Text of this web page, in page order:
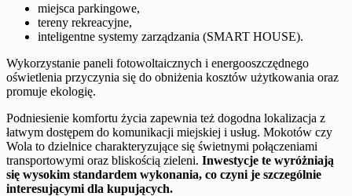
miejsca parkingowe,
tereny rekreacyjne,
inteligentne systemy zarządzania (SMART HOUSE).
Wykorzystanie paneli fotowoltaicznych i energooszczędnego
oświetlenia przyczynia się do obniżenia kosztów użytkowania oraz
promuje ekologię.
Podniesienie komfortu życia zapewnia też dogodna lokalizacja z
łatwym dostępem do komunikacji miejskiej i usług. Mokotów czy
Wola to dzielnice charakteryzujące się świetnymi połączeniami
transportowymi oraz bliskością zieleni. Inwestycje te wyróżniają
się wysokim standardem wykonania, co czyni je szczególnie
interesującymi dla kupujących.